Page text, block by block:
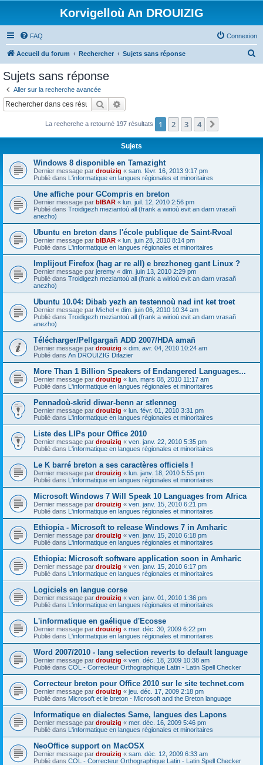
Korvigelloù An DROUIZIG
FAQ Connexion
Accueil du forum Rechercher Sujets sans réponse
c
Sujets sans réponse
Aller sur la recherche avancée
Rechercher
La recherche a retourné 197 résultats 1 2 3 4
Sujets
Windows 8 disponible en Tamazight
Dernier message par drouizig « sam. févr. 16, 2013 9:17 pm
Publié dans L'informatique en langues régionales et minoritaires
Une affiche pour GCompris en breton
Dernier message par bIBAR « lun. juil. 12, 2010 2:56 pm
Publié dans Troidigezh meziantoù all (frank a wirioù evit an darn vrasañ
anezho)
Ubuntu en breton dans l'école publique de Saint-Rvoal
Dernier message par bIBAR « lun. juin 28, 2010 8:14 pm
Publié dans L'informatique en langues régionales et minoritaires
Implijout Firefox (hag ar re all) e brezhoneg gant Linux ?
Dernier message par jeremy « dim. juin 13, 2010 2:29 pm
Publié dans Troidigezh meziantoù all (frank a wirioù evit an darn vrasañ
anezho)
Ubuntu 10.04: Dibab yezh an testennoù nad int ket troet
Dernier message par Michel « dim. juin 06, 2010 10:34 am
Publié dans Troidigezh meziantoù all (frank a wirioù evit an darn vrasañ
anezho)
Télécharger/Pellgargañ ADD 2007/HDA amañ
Dernier message par drouizig « dim. avr. 04, 2010 10:24 am
Publié dans An DROUIZIG Difazier
More Than 1 Billion Speakers of Endangered Languages...
Dernier message par drouizig « lun. mars 08, 2010 11:17 am
Publié dans L'informatique en langues régionales et minoritaires
Pennadoù-skrid diwar-benn ar stlenneg
Dernier message par drouizig « lun. févr. 01, 2010 3:31 pm
Publié dans L'informatique en langues régionales et minoritaires
Liste des LIPs pour Office 2010
Dernier message par drouizig « ven. janv. 22, 2010 5:35 pm
Publié dans L'informatique en langues régionales et minoritaires
Le K barré breton a ses caractères officiels !
Dernier message par drouizig « lun. janv. 18, 2010 5:55 pm
Publié dans L'informatique en langues régionales et minoritaires
Microsoft Windows 7 Will Speak 10 Languages from Africa
Dernier message par drouizig « ven. janv. 15, 2010 6:21 pm
Publié dans L'informatique en langues régionales et minoritaires
Ethiopia - Microsoft to release Windows 7 in Amharic
Dernier message par drouizig « ven. janv. 15, 2010 6:18 pm
Publié dans L'informatique en langues régionales et minoritaires
Ethiopia: Microsoft software application soon in Amharic
Dernier message par drouizig « ven. janv. 15, 2010 6:17 pm
Publié dans L'informatique en langues régionales et minoritaires
Logiciels en langue corse
Dernier message par drouizig « ven. janv. 01, 2010 1:36 pm
Publié dans L'informatique en langues régionales et minoritaires
L'informatique en gaélique d'Ecosse
Dernier message par drouizig « mer. déc. 30, 2009 6:22 pm
Publié dans L'informatique en langues régionales et minoritaires
Word 2007/2010 - lang selection reverts to default language
Dernier message par drouizig « ven. déc. 18, 2009 10:38 am
Publié dans COL - Correcteur Orthographique Latin - Latin Spell Checker
Correcteur breton pour Office 2010 sur le site technet.com
Dernier message par drouizig « jeu. déc. 17, 2009 2:18 pm
Publié dans Microsoft et le breton - Microsoft and the Breton language
Informatique en dialectes Same, langues des Lapons
Dernier message par drouizig « mer. déc. 16, 2009 5:46 pm
Publié dans L'informatique en langues régionales et minoritaires
NeoOffice support on MacOSX
Dernier message par drouizig « sam. déc. 12, 2009 6:33 am
Publié dans COL - Correcteur Orthographique Latin - Latin Spell Checker